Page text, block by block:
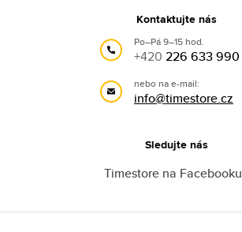
Kontaktujte nás
Po–Pá 9–15 hod.
+420 226 633 990
nebo na e-mail:
info@timestore.cz
Sledujte nás
Timestore na Facebooku